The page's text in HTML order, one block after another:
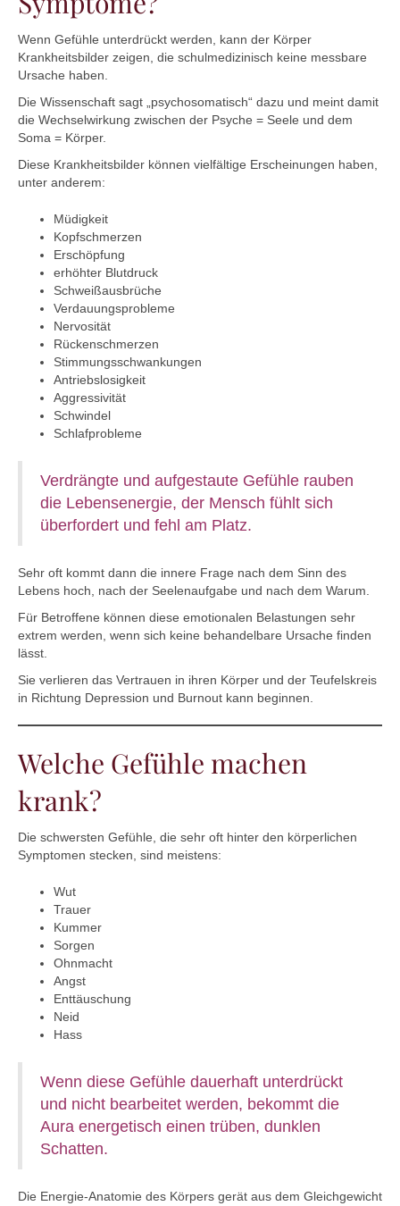
Wenn Gefühle unterdrückt werden, kann der Körper
Krankheitsbilder zeigen, die schulmedizinisch keine messbare
Ursache haben.
Die Wissenschaft sagt „psychosomatisch“ dazu und meint damit
die Wechselwirkung zwischen der Psyche = Seele und dem
Soma = Körper.
Diese Krankheitsbilder können vielfältige Erscheinungen haben,
unter anderem:
Müdigkeit
Kopfschmerzen
Erschöpfung
erhöhter Blutdruck
Schweißausbrüche
Verdauungsprobleme
Nervosität
Rückenschmerzen
Stimmungsschwankungen
Antriebslosigkeit
Aggressivität
Schwindel
Schlafprobleme
Verdrängte und aufgestaute Gefühle rauben
die Lebensenergie, der Mensch fühlt sich
überfordert und fehl am Platz.
Sehr oft kommt dann die innere Frage nach dem Sinn des
Lebens hoch, nach der Seelenaufgabe und nach dem Warum.
Für Betroffene können diese emotionalen Belastungen sehr
extrem werden, wenn sich keine behandelbare Ursache finden
lässt.
Sie verlieren das Vertrauen in ihren Körper und der Teufelskreis
in Richtung Depression und Burnout kann beginnen.
Welche Gefühle machen
krank?
Die schwersten Gefühle, die sehr oft hinter den körperlichen
Symptomen stecken, sind meistens:
Wut
Trauer
Kummer
Sorgen
Ohnmacht
Angst
Enttäuschung
Neid
Hass
Wenn diese Gefühle dauerhaft unterdrückt
und nicht bearbeitet werden, bekommt die
Aura energetisch einen trüben, dunklen
Schatten.
Die Energie-Anatomie des Körpers gerät aus dem Gleichgewicht